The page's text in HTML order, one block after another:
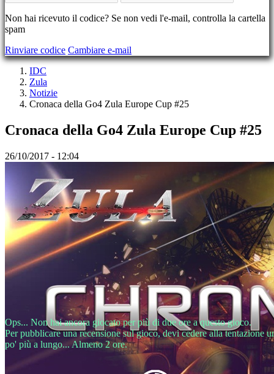
DE
EL
EN
FI
FR
NO
PL
RO
TH
TR
UK
VI
ZH
Il
Gioco
Gameplay
Eventi
Non hai ricevuto il codice? Se non vedi l'e-mail, controlla la cartella
spam
Rinviare codice Cambiare e-mail
IDC
Zula
Notizie
Cronaca della Go4 Zula Europe Cup #25
Cronaca della Go4 Zula Europe Cup #25
26/10/2017 - 12:04
Ops... Non hai ancora giocato per più di due ore a questo gioco.
Per pubblicare una recensione sul gioco, devi cedere alla tentazione
po' più a lungo... Almeno 2 ore.